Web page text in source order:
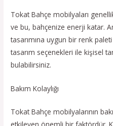
Tokat Bahçe mobilyaları
ve bu, bahçenize enerji katar.
tasarımına uygun bir renk
tasarım seçenekleri ile kişisel
bulabilirsiniz.
Bakım Kolaylığı
Tokat Bahçe mobilyalarının